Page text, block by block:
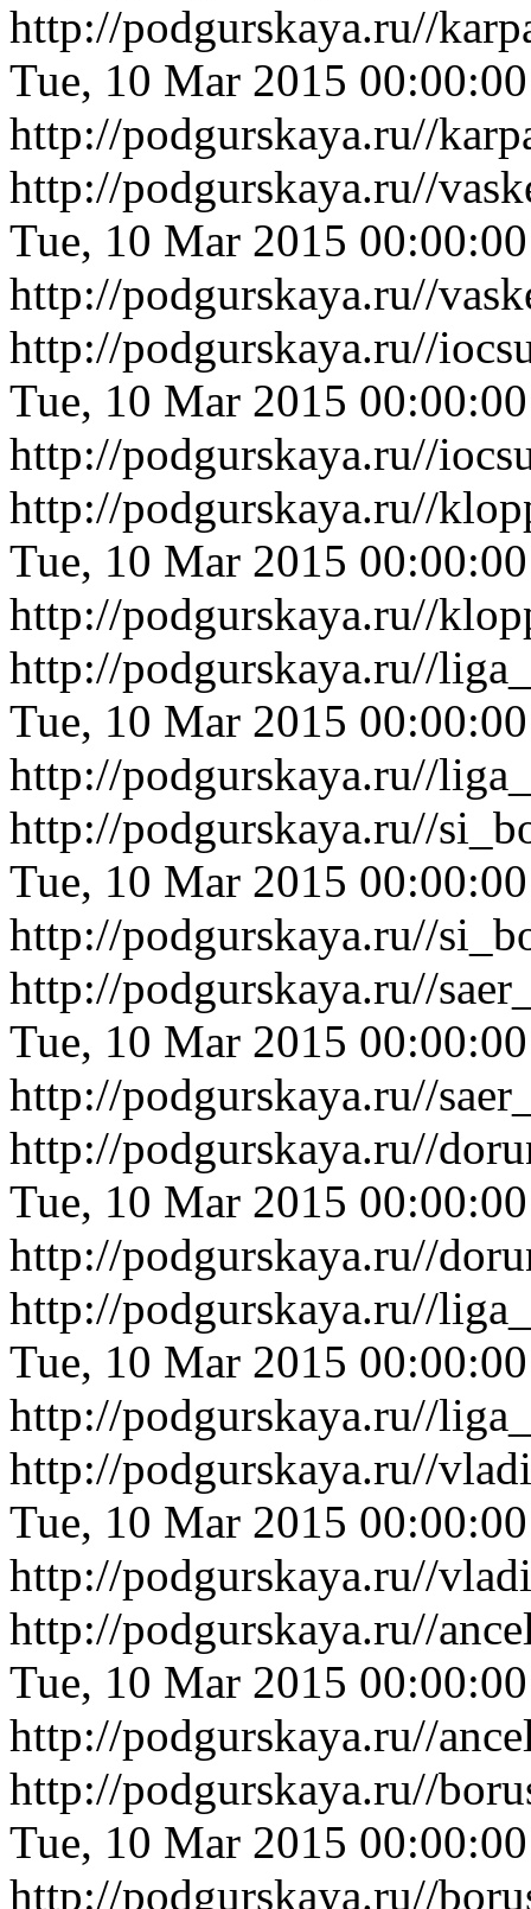
http://podgurskaya.ru//
Tue, 10 Mar 2015
http://podgurskaya.ru//
http://podgurskaya.ru//
Tue, 10 Mar 2015
http://podgurskaya.ru//
http://podgurskaya.ru//
Tue, 10 Mar 2015
http://podgurskaya.ru//
http://podgurskaya.ru//
Tue, 10 Mar 2015
http://podgurskaya.ru//
http://podgurskaya.ru//
Tue, 10 Mar 2015
http://podgurskaya.ru//
http://podgurskaya.ru//
Tue, 10 Mar 2015
http://podgurskaya.ru//
http://podgurskaya.ru//
Tue, 10 Mar 2015
http://podgurskaya.ru//
http://podgurskaya.ru//
Tue, 10 Mar 2015
http://podgurskaya.ru//
http://podgurskaya.ru//
Tue, 10 Mar 2015
http://podgurskaya.ru//
http://podgurskaya.ru//
Tue, 10 Mar 2015
http://podgurskaya.ru//
http://podgurskaya.ru//
Tue, 10 Mar 2015
http://podgurskaya.ru//
http://podgurskaya.ru//
Tue, 10 Mar 2015
http://podgurskaya.ru//